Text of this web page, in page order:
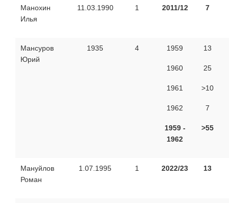
Манохин
Илья
11.03.1990 1 2011/12 7
Мансуров
Юрий
1935 4 1959
1960
1961
1962
1959 -
1962
13
25
>10
7
>55
Мануйлов
Роман
1.07.1995 1 2022/23 13